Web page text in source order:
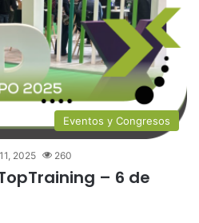
Eventos y Congresos
2025 260
– 6 de